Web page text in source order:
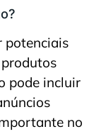
potenciais
pode incluir
no